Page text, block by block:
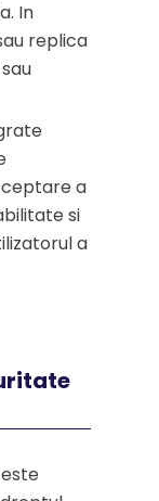
In
replica
a
si
a